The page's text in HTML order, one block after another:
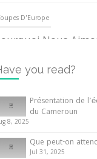
D'Europe
Nous
June 2024
Internationales
ce que vous
d’Afrique
10 May 2024
you read?
Présentation de
du Cameroun
8, 2025
Que peut-on
Jul 31, 2025